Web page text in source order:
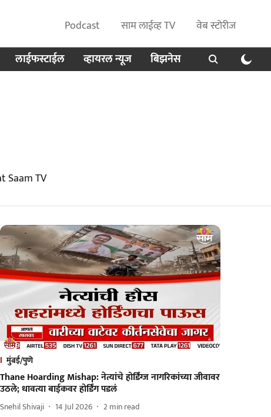
Podcast साम लाईव्ह TV
वेब स्टोरीज
लाईफस्टाईल व्हायरल न्यूज बिझनेस
Saam TV
मुंबई/पुणे
Thane Hoarding Mishap: नेत्यांचे होर्डिंग्ज नागरिकांच्या जीवावर
उठले; धावत्या बाईकवर होर्डिंग पडलं
Snehil Shivaji 14 Jul 2026 2min read